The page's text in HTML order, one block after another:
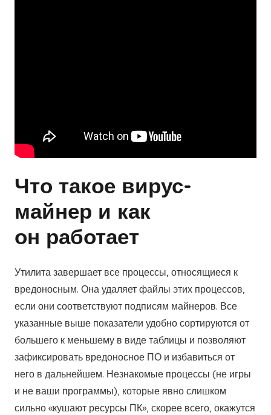
Что такое вирус-
майнер и как
он работает
Утилита завершает все процессы, относящиеся к
вредоносным. Она удаляет файлы этих процессов,
если они соответствуют подписям майнеров. Все
указанные выше показатели удобно сортируются от
большего к меньшему в виде таблицы и позволяют
зафиксировать вредоносное ПО и избавиться от
него в дальнейшем. Незнакомые процессы (не игры
и не ваши программы), которые явно слишком
сильно «кушают ресурсы ПК», скорее всего, окажутся